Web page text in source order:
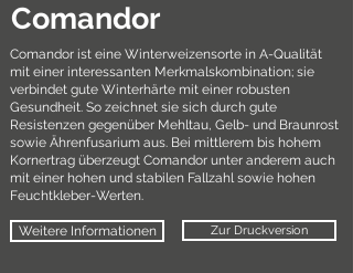
Comandor
Comandor ist eine Winterweizensorte in A-Qualität
mit einer interessanten Merkmalskombination; sie
verbindet gute Winterhärte mit einer robusten
Gesundheit. So zeichnet sie sich durch gute
Resistenzen gegenüber Mehltau, Gelb- und Braunrost
sowie Ährenfusarium aus. Bei mittlerem bis hohem
Kornertrag überzeugt Comandor unter anderem auch
mit einer hohen und stabilen Fallzahl sowie hohen
Feuchtkleber-Werten.
Weitere Informationen Zur Druckversion